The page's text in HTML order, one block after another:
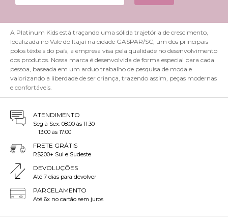
A Platinum Kids está traçando uma sólida trajetória de crescimento,
localizada no Vale do Itajaí na cidade GASPAR/SC, um dos principais
polos têxteis do país, a empresa visa pela qualidade no desenvolvimento
dos produtos. Nossa marca é desenvolvida de forma especial para cada
pessoa, baseada em um arduo trabalho de pesquisa de moda e
valorizando a liberdade de ser criança, trazendo assim, peças modernas
e confortáveis.
ATENDIMENTO
Seg à Sex: 08:00 às 11:30
13:00 às 17:00
FRETE GRÁTIS
R$200+ Sul e Sudeste
DEVOLUÇÕES
Até 7 dias para devolver
PARCELAMENTO
Até 6x no cartão sem juros